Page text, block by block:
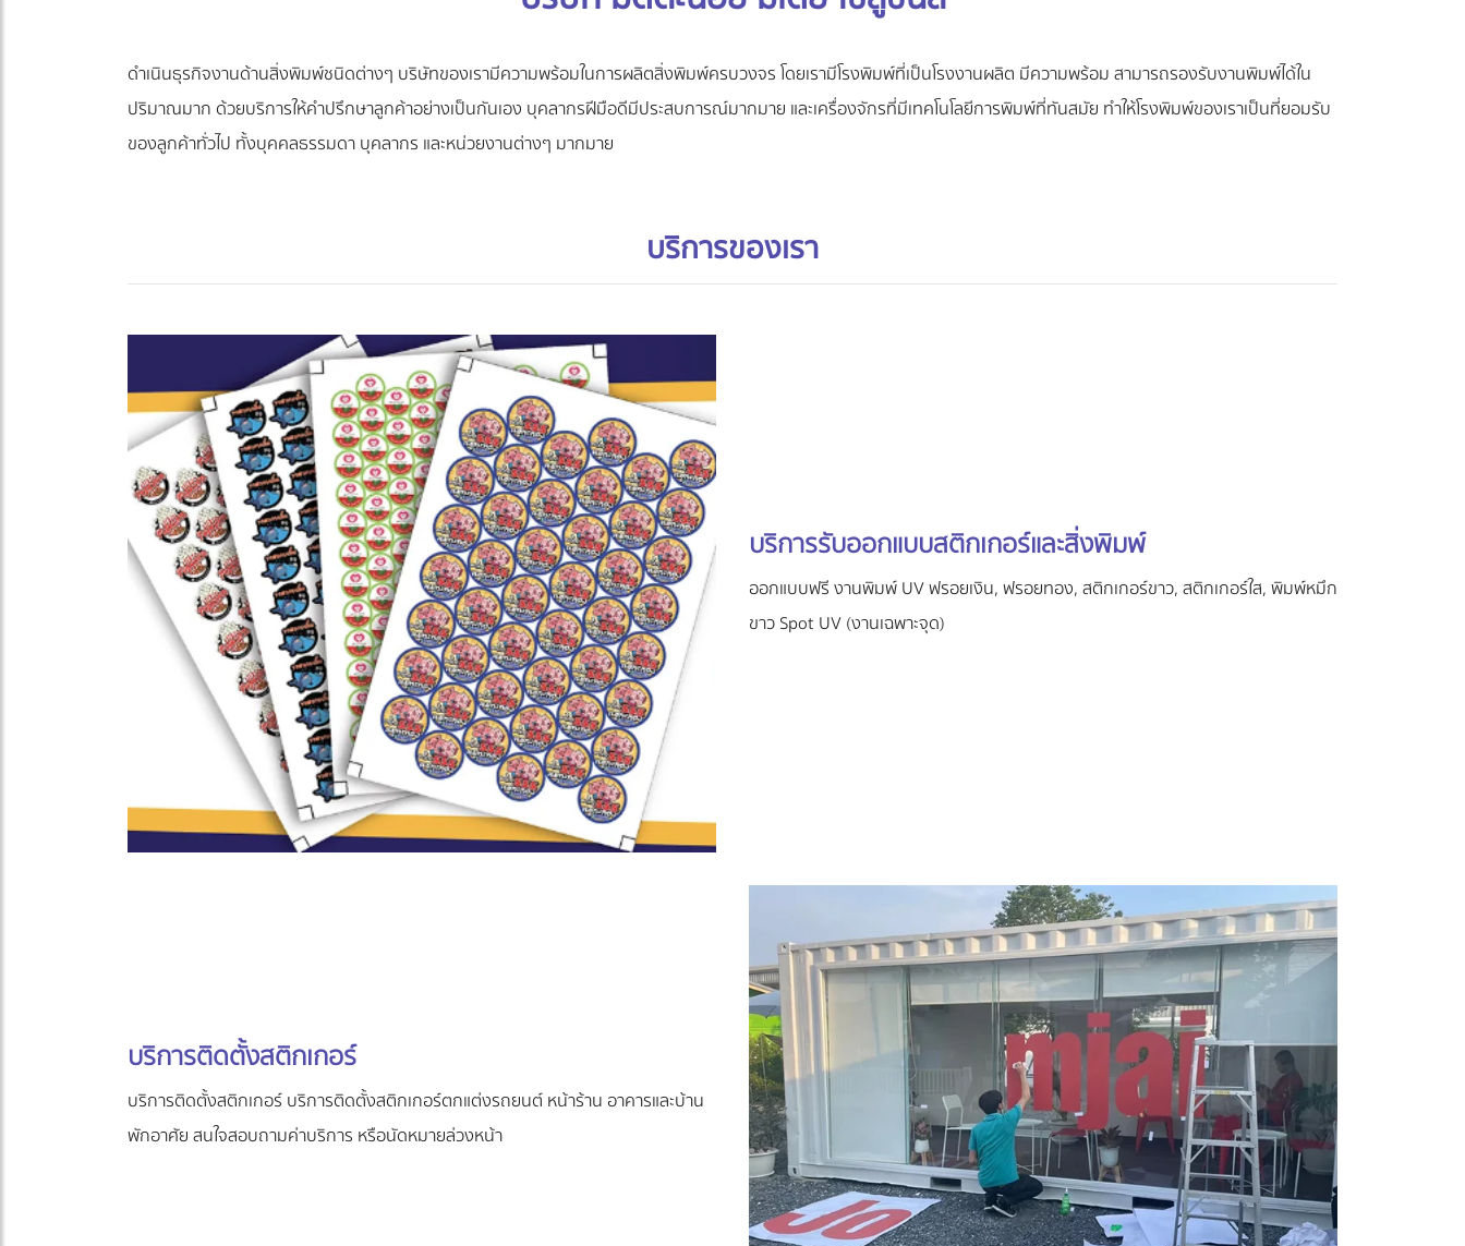
ดำเนินธุรกิจงานด้านสิ่งพิมพ์ชนิดต่างๆ บริษัทของเรามีความพร้อมในการผลิตสิ่งพิมพ์ครบวงจร โดยเรามีโรงพิมพ์ที่เป็นโรงงานผลิต มีความพร้อม สามารถรองรับงานพิมพ์ได้ใน
ปริมาณมาก ด้วยบริการให้คำปรึกษาลูกค้าอย่างเป็นกันเอง บุคลากรฝีมือดีมีประสบการณ์มากมาย และเครื่องจักรที่มีเทคโนโลยีการพิมพ์ที่ทันสมัย ทำให้โรงพิมพ์ของเราเป็นที่ยอมรับ
ของลูกค้าทั่วไป ทั้งบุคคลธรรมดา บุคลากร และหน่วยงานต่างๆ มากมาย
บริการของเรา
บริการรับออกแบบสติกเกอร์และสิ่งพิมพ์
ออกแบบฟรี งานพิมพ์ UV ฟรอยเงิน, ฟรอยทอง, สติกเกอร์ขาว, สติกเกอร์ใส, พิมพ์หมึก
ขาว Spot UV (งานเฉพาะจุด)
บริการติดตั้งสติกเกอร์
บริการติดตั้งสติกเกอร์ บริการติดตั้งสติกเกอร์ตกแต่งรถยนต์ หน้าร้าน อาคารและบ้าน
พักอาศัย สนใจสอบถามค่าบริการ หรือนัดหมายล่วงหน้า